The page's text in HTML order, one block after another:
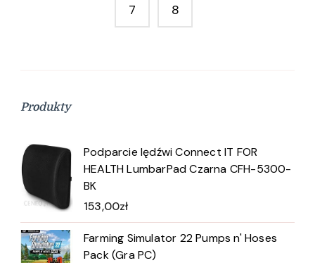
7 8
Produkty
Podparcie lędźwi Connect IT FOR
HEALTH LumbarPad Czarna CFH-5300-
BK
153,00zł
Farming Simulator 22 Pumps n' Hoses
Pack (Gra PC)